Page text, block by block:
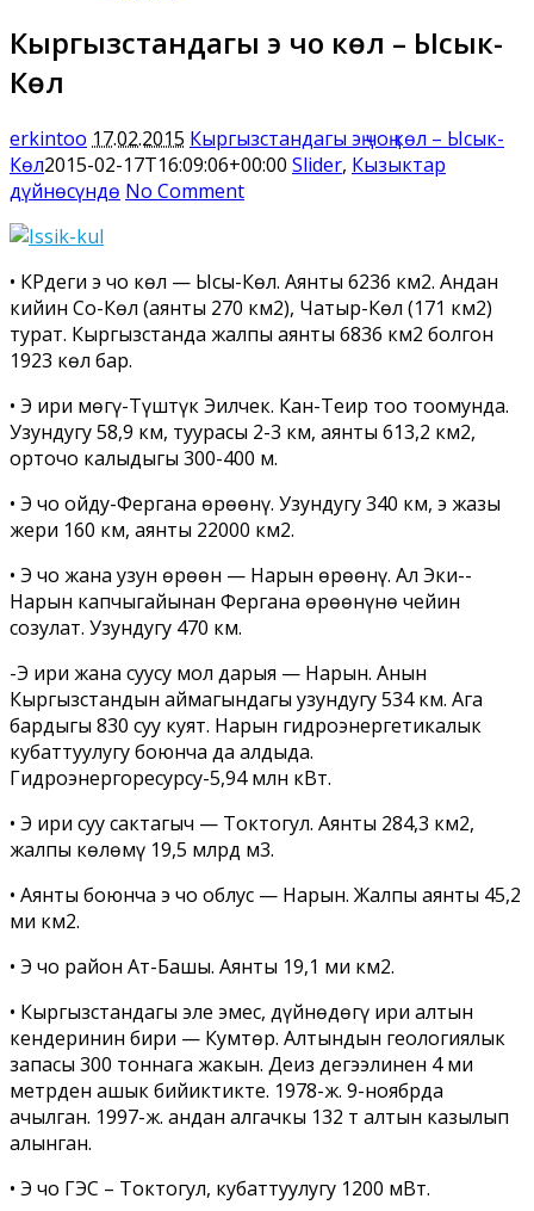
Кыргызстандагы эң чоң көл – Ысык-
Көл
erkintoo 17.02.2015 Кыргызстандагы эң чоң көл – Ысык-
Көл2015-02-17T16:09:06+00:00 Slider, Кызыктар
дүйнөсүндө No Comment
• КРдеги эң чоң көл — Ысы-Көл. Аянты 6236 км2. Андан
кийин Соң-Көл (аянты 270 км2), Чатыр-Көл (171 км2)
турат. Кыргызстанда жалпы аянты 6836 км2 болгон
1923 көл бар.
• Эң ири мөңгү-Түштүк Эңилчек. Кан-­Теңир тоо тоомунда.
Узундугу 58,9 км, туурасы 2-3 км, аянты 613,2 км2,
орточо калыңдыгы 300-400 м.
• Эң чоң ойдуң-Фергана өрөөнү. Узундугу 340 км, эң жазы
жери 160 км, аянты 22000 км2.
• Эң чоң жана узун өрөөн — Нарын өрөөнү. Ал Эки-­
Нарын капчыгайынан Фергана өрөөнүнө чейин
созулат. Узундугу 470 км.
-Эң ири жана суусу мол дарыя — Нарын. Анын
Кыргызстандын аймагындагы узундугу 534 км. Ага
бардыгы 830 суу куят. Нарын гидроэнергетикалык
кубаттуулугу боюнча да алдыда.
Гидроэнергоресурсу-5,94 млн кВт.
• Эң ири суу сактагыч — Токтогул. Аянты 284,3 км2,
жалпы көлөмү 19,5 млрд м3.
• Аянты боюнча эң чоң облус — Нарын. Жалпы аянты 45,2
миң км2.
• Эң чоң район Ат­-Башы. Аянты 19,1 миң км2.
• Кыргызстандагы эле эмес, дүйнөдөгү ири алтын
кендеринин бири — Кумтөр. Алтындын геологиялык
запасы 300 тоннага жакын. Деңиз деңгээлинен 4 миң
метрден ашык бийиктикте. 1978-ж. 9-ноябрда
ачылган. 1997-­ж. андан алгачкы 132 т алтын казылып
алынган.
• Эң чоң ГЭС – Токтогул, кубаттуулугу 1200 мВт.